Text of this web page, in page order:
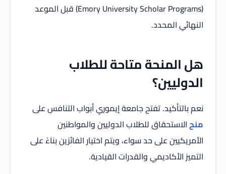
(Emory University Scholar Programs) قبل الموعد
النهائي المحدد.
هل المنحة متاحة للطلاب
الدوليين؟
نعم بالتأكيد. تفتح جامعة إيموري أبواب التنافس على
منحالاستحقاق للطلاب الدوليين والمواطنين
الأمريكيين على حد سواء، ويتم اختيار الفائزين بناءً على
التميز الأكاديمي والقدرات القيادية.